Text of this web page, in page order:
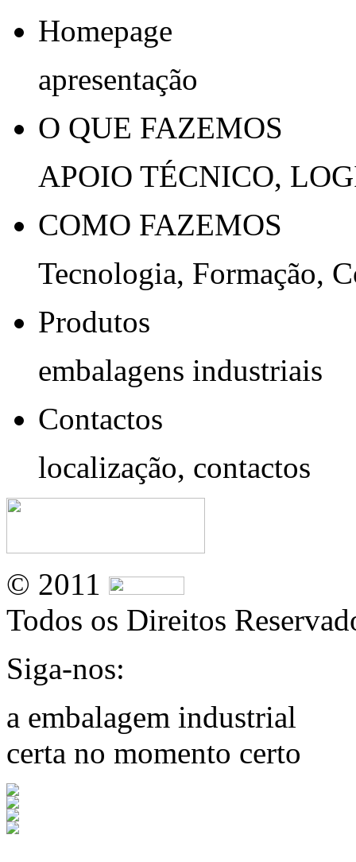
Homepage
apresentação
O QUE FAZEMOS
APOIO TÉCNICO,
COMO FAZEMOS
Tecnologia, Formação,
Produtos
embalagens industriais
Contactos
localização, contactos
© 2011
Todos os Direitos
Siga-nos:
a embalagem industrial
certa no momento certo